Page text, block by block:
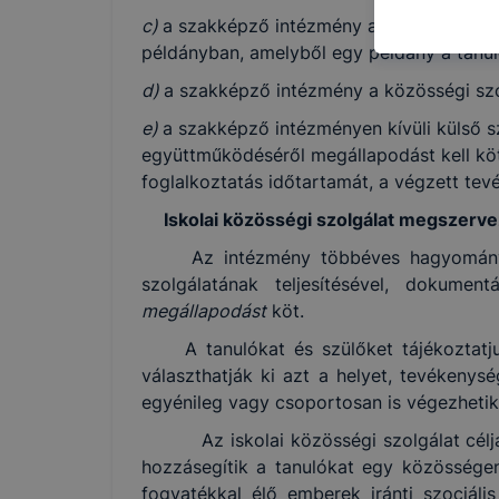
c) a szakképző intézmény a közösségi
példányban, amelyből egy példány a
d) a szakképző intézmény a közösségi
e) a szakképző intézményen kívüli külső
együttműködéséről megállapodást kell
foglalkoztatás időtartamát, a végzett
Iskolai közösségi szolgálat
Az intézmény többéves
szolgálatának teljesítésével,
megállapodástköt.
A tanulókat és szülőket tájékoztatjuk
választhatják ki azt a helyet,
egyénileg vagy csoportosan is
Az iskolai közösségi szolgálat célja a
hozzásegítik a tanulókat egy
fogyatékkal élő emberek iránti
hogyan
cookie-
a cookie-
mivel a